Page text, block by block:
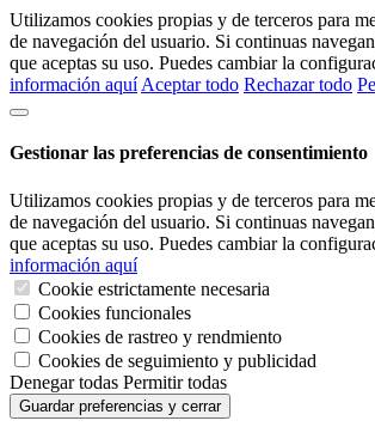
Utilizamos cookies propias y de terceros para
de navegación del usuario. Si continuas
que aceptas su uso. Puedes cambiar la
información aquí Aceptar todo Rechazar todo
Gestionar las preferencias de consentimiento
Utilizamos cookies propias y de terceros para
de navegación del usuario. Si continuas
que aceptas su uso. Puedes cambiar la
información aquí
Cookie estrictamente necesaria
Cookies funcionales
Cookies de rastreo y rendmiento
Cookies de seguimiento y publicidad
Denegar todas Permitir todas
Guardar preferencias y cerrar